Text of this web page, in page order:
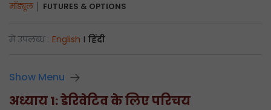
मॉड्यूल FUTURES & OPTIONS
में उपलब्ध : English I हिंदी
Show Menu
अध्याय 1: डेरिवेटिव के लिए परिचय